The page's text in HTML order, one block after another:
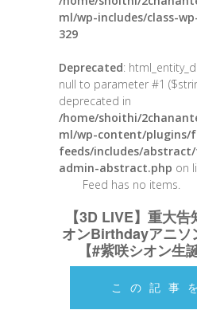
ml/wp-includes/class-
329
Deprecated:
null to parameter #1
deprecated in
/home/shoithi/
ml/wp-content/plugins/
feeds/includes/
admin-abstract.php on
Feed has no items.
【3D LIVE】重大
オンBirthdayアニソ
【#紫咲シオン生
この記事